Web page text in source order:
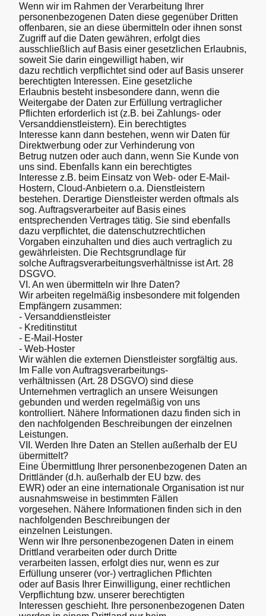
Wenn wir im Rahmen der Verarbeitung Ihrer
personenbezogenen Daten diese gegenüber Dritten
offenbaren, sie an diese übermitteln oder ihnen sonst
Zugriff auf die Daten gewähren, erfolgt dies
ausschließlich auf Basis einer gesetzlichen Erlaubnis,
soweit Sie darin eingewilligt haben, wir
dazu rechtlich verpflichtet sind oder auf Basis unserer
berechtigten Interessen. Eine gesetzliche
Erlaubnis besteht insbesondere dann, wenn die
Weitergabe der Daten zur Erfüllung vertraglicher
Pflichten erforderlich ist (z.B. bei Zahlungs- oder
Versanddienstleistern). Ein berechtigtes
Interesse kann dann bestehen, wenn wir Daten für
Direktwerbung oder zur Verhinderung von
Betrug nutzen oder auch dann, wenn Sie Kunde von
uns sind. Ebenfalls kann ein berechtigtes
Interesse z.B. beim Einsatz von Web- oder E-Mail-
Hostern, Cloud-Anbietern o.a. Dienstleistern
bestehen. Derartige Dienstleister werden oftmals als
sog. Auftragsverarbeiter auf Basis eines
entsprechenden Vertrages tätig. Sie sind ebenfalls
dazu verpflichtet, die datenschutzrechtlichen
Vorgaben einzuhalten und dies auch vertraglich zu
gewährleisten. Die Rechtsgrundlage für
solche Auftragsverarbeitungsverhältnisse ist Art. 28
DSGVO.
VI. An wen übermitteln wir Ihre Daten?
Wir arbeiten regelmäßig insbesondere mit folgenden
Empfängern zusammen:
- Versanddienstleister
- Kreditinstitut
- E-Mail-Hoster
- Web-Hoster
Wir wählen die externen Dienstleister sorgfältig aus.
Im Falle von Auftragsverarbeitungs-
verhältnissen (Art. 28 DSGVO) sind diese
Unternehmen vertraglich an unsere Weisungen
gebunden und werden regelmäßig von uns
kontrolliert. Nähere Informationen dazu finden sich in
den nachfolgenden Beschreibungen der einzelnen
Leistungen.
VII. Werden Ihre Daten an Stellen außerhalb der EU
übermittelt?
Eine Übermittlung Ihrer personenbezogenen Daten an
Drittländer (d.h. außerhalb der EU bzw. des
EWR) oder an eine internationale Organisation ist nur
ausnahmsweise in bestimmten Fällen
vorgesehen. Nähere Informationen finden sich in den
nachfolgenden Beschreibungen der
einzelnen Leistungen.
Wenn wir Ihre personenbezogenen Daten in einem
Drittland verarbeiten oder durch Dritte
verarbeiten lassen, erfolgt dies nur, wenn es zur
Erfüllung unserer (vor-) vertraglichen Pflichten
oder auf Basis Ihrer Einwilligung, einer rechtlichen
Verpflichtung bzw. unserer berechtigten
Interessen geschieht. Ihre personenbezogenen Daten